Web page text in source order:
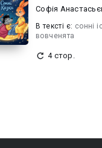
Софія
В текcті є: сонні
вовченята
4 стор.